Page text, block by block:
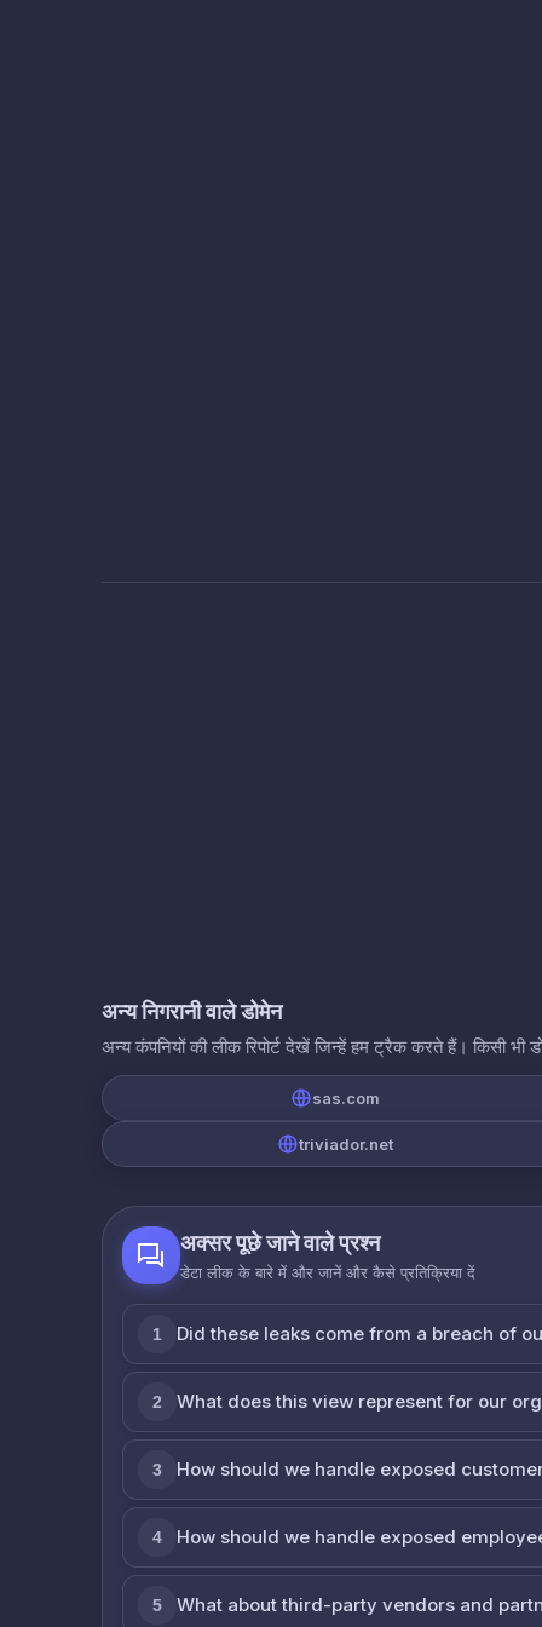
अन्य निगरानी वाले डोमेन
अन्य कंपनियों की लीक रिपोर्ट देखें जिन्हें हम ट्रैक करते हैं। किसी
sas.com
triviador.net
अक्सर पूछे जाने वाले प्रश्न
डेटा लीक के बारे में और जानें और कैसे प्रतिक्रिया दें
1 Did these leaks come from a breach of
2 What does this view represent for our
3 How should we handle exposed
4 How should we handle exposed
5 What about third-party vendors and